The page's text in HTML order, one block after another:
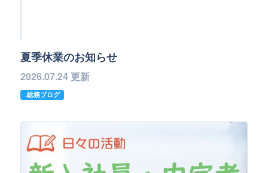
夏季休業のお知らせ
2026.07.24 更新
.総務ブログ